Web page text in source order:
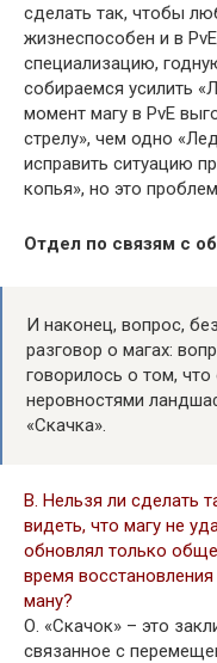
сделать так, чтобы
жизнеспособен и в
специализацию,
собираемся усилить
момент магу в PvE
стрелу», чем одно
исправить ситуацию
копья», но это
Отдел по связям с
И наконец, вопрос,
разговор о магах:
говорилось о том,
неровностями
«Скачка».
В. Нельзя ли сделать
видеть, что магу не
обновлял только
время
ману?
О. «Скачок» – это
связанное с